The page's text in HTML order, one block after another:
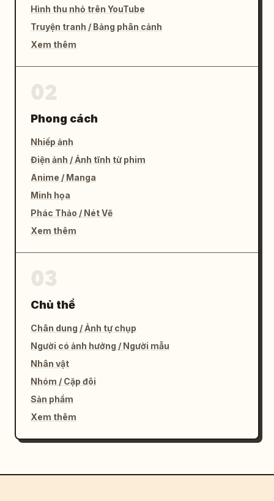
Nguyên
, với đúng ba bộ trang phục và sáu món đồ chủ
bảo tàng cao cấp của Trung Quốc."}
Hình thu nhỏ trên YouTube
Truyện tranh / Bảng phân cảnh
Xem thêm
Phong cách
Nhiếp ảnh
Điện ảnh / Ảnh tĩnh từ phim
Anime / Manga
Minh họa
Phác Thảo / Nét Vẽ
Xem thêm
Chủ thể
Chân dung / Ảnh tự chụp
Người có ảnh hưởng / Người mẫu
Nhân vật
Nhóm / Cặp đôi
Sản phẩm
Xem thêm